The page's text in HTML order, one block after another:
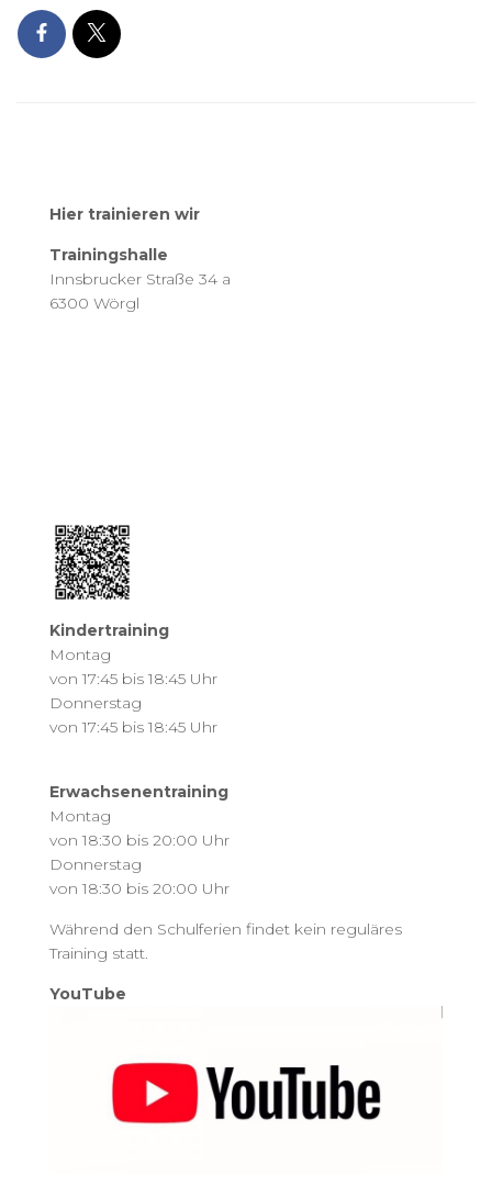
Hier trainieren wir
Trainingshalle
Innsbrucker Straße 34 a
6300 Wörgl
Kindertraining
Montag
von 17:45 bis 18:45 Uhr
Donnerstag
von 17:45 bis 18:45 Uhr
Erwachsenentraining
Montag
von 18:30 bis 20:00 Uhr
Donnerstag
von 18:30 bis 20:00 Uhr
Während den Schulferien findet kein reguläres
Training statt.
YouTube